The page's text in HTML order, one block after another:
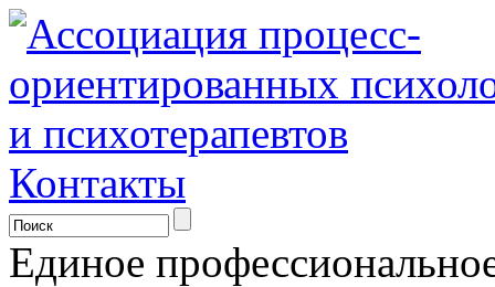
Контакты
Единое